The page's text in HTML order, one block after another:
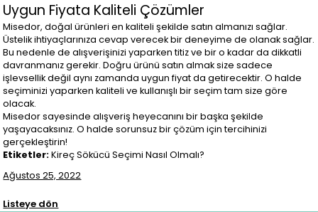
Uygun Fiyata Kaliteli Çözümler
Misedor, doğal ürünleri en kaliteli şekilde satın almanızı sağlar.
Üstelik ihtiyaçlarınıza cevap verecek bir deneyime de olanak sağlar.
Bu nedenle de alışverişinizi yaparken titiz ve bir o kadar da dikkatli
davranmanız gerekir. Doğru ürünü satın almak size sadece
işlevsellik değil aynı zamanda uygun fiyat da getirecektir. O halde
seçiminizi yaparken kaliteli ve kullanışlı bir seçim tam size göre
olacak.
Misedor sayesinde alışveriş heyecanını bir başka şekilde
yaşayacaksınız. O halde sorunsuz bir çözüm için tercihinizi
gerçekleştirin!
Etiketler:Kireç Sökücü Seçimi Nasıl Olmalı?
Ağustos 25, 2022
Listeye dön